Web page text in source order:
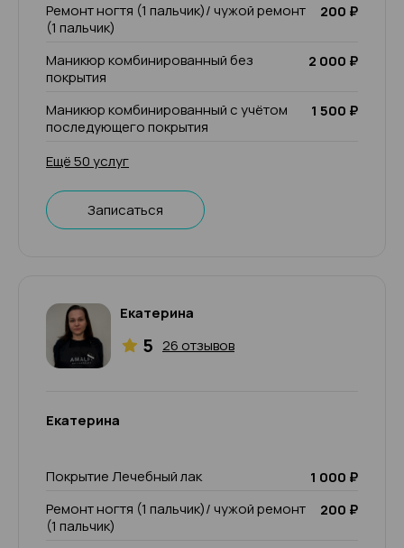
Ремонт ногтя (1 пальчик)/ чужой ремонт
(1 пальчик)
200 ₽
Маникюр комбинированный без
покрытия
2 000 ₽
Маникюр комбинированный с учётом
последующего покрытия
1 500 ₽
Ещё 50 услуг
Записаться
Екатерина
5 26 отзывов
Екатерина
Покрытие Лечебный лак
1 000 ₽
Ремонт ногтя (1 пальчик)/ чужой ремонт
(1 пальчик)
200 ₽